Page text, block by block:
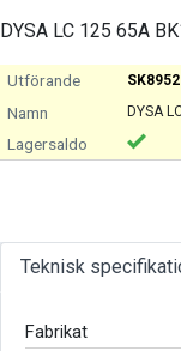
DYSA LC 125 65A
DYSA
Teknisk
Fabrikat